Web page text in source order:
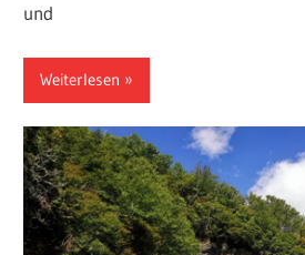
und
Weiterlesen